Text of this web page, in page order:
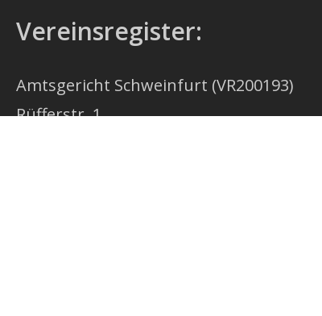
Vereinsregister:
Amtsgericht Schweinfurt (VR200193)
Rüfferstr. 1